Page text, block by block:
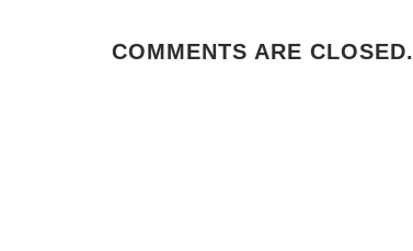
COMMENTS ARE CLOSED.